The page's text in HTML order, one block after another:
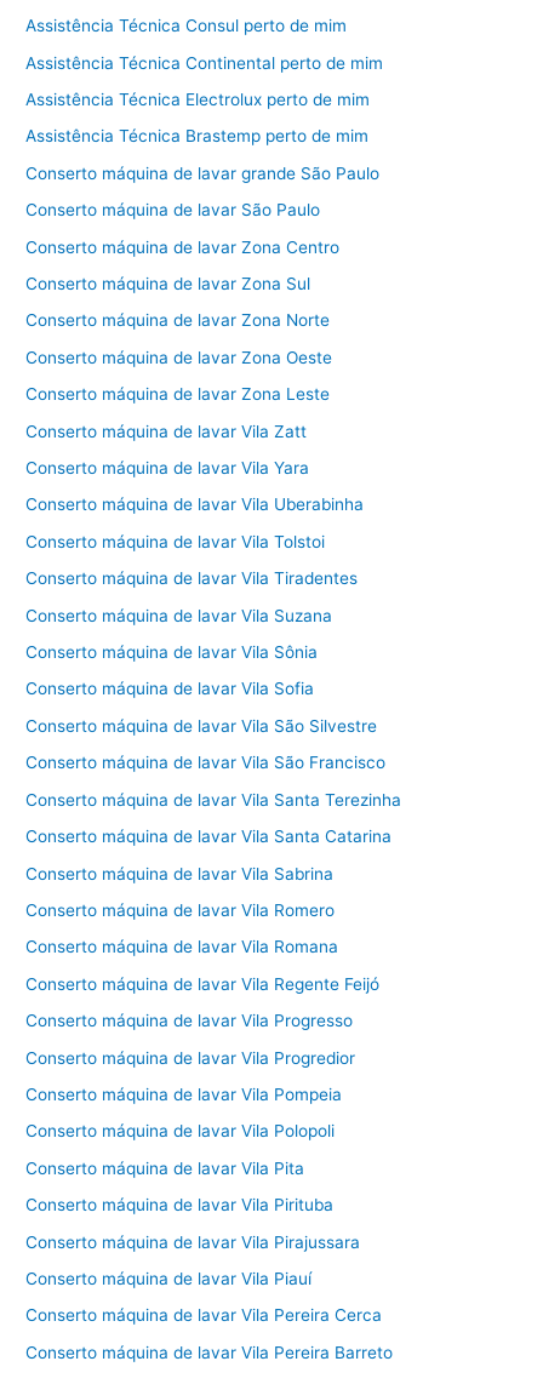
Assistência Técnica Consul perto de mim
Assistência Técnica Continental perto de mim
Assistência Técnica Electrolux perto de mim
Assistência Técnica Brastemp perto de mim
Conserto máquina de lavar grande São Paulo
Conserto máquina de lavar São Paulo
Conserto máquina de lavar Zona Centro
Conserto máquina de lavar Zona Sul
Conserto máquina de lavar Zona Norte
Conserto máquina de lavar Zona Oeste
Conserto máquina de lavar Zona Leste
Conserto máquina de lavar Vila Zatt
Conserto máquina de lavar Vila Yara
Conserto máquina de lavar Vila Uberabinha
Conserto máquina de lavar Vila Tolstoi
Conserto máquina de lavar Vila Tiradentes
Conserto máquina de lavar Vila Suzana
Conserto máquina de lavar Vila Sônia
Conserto máquina de lavar Vila Sofia
Conserto máquina de lavar Vila São Silvestre
Conserto máquina de lavar Vila São Francisco
Conserto máquina de lavar Vila Santa Terezinha
Conserto máquina de lavar Vila Santa Catarina
Conserto máquina de lavar Vila Sabrina
Conserto máquina de lavar Vila Romero
Conserto máquina de lavar Vila Romana
Conserto máquina de lavar Vila Regente Feijó
Conserto máquina de lavar Vila Progresso
Conserto máquina de lavar Vila Progredior
Conserto máquina de lavar Vila Pompeia
Conserto máquina de lavar Vila Polopoli
Conserto máquina de lavar Vila Pita
Conserto máquina de lavar Vila Pirituba
Conserto máquina de lavar Vila Pirajussara
Conserto máquina de lavar Vila Piauí
Conserto máquina de lavar Vila Pereira Cerca
Conserto máquina de lavar Vila Pereira Barreto